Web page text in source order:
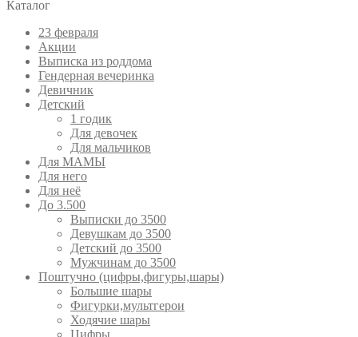
Каталог
23 февраля
Акции
Выписка из роддома
Гендерная вечеринка
Девичник
Детский
1 годик
Для девочек
Для мальчиков
Для МАМЫ
Для него
Для неё
До 3.500
Выписки до 3500
Девушкам до 3500
Детский до 3500
Мужчинам до 3500
Поштучно (цифры,фигуры,шары)
Большие шары
Фигурки,мультгерои
Ходячие шары
Цифры